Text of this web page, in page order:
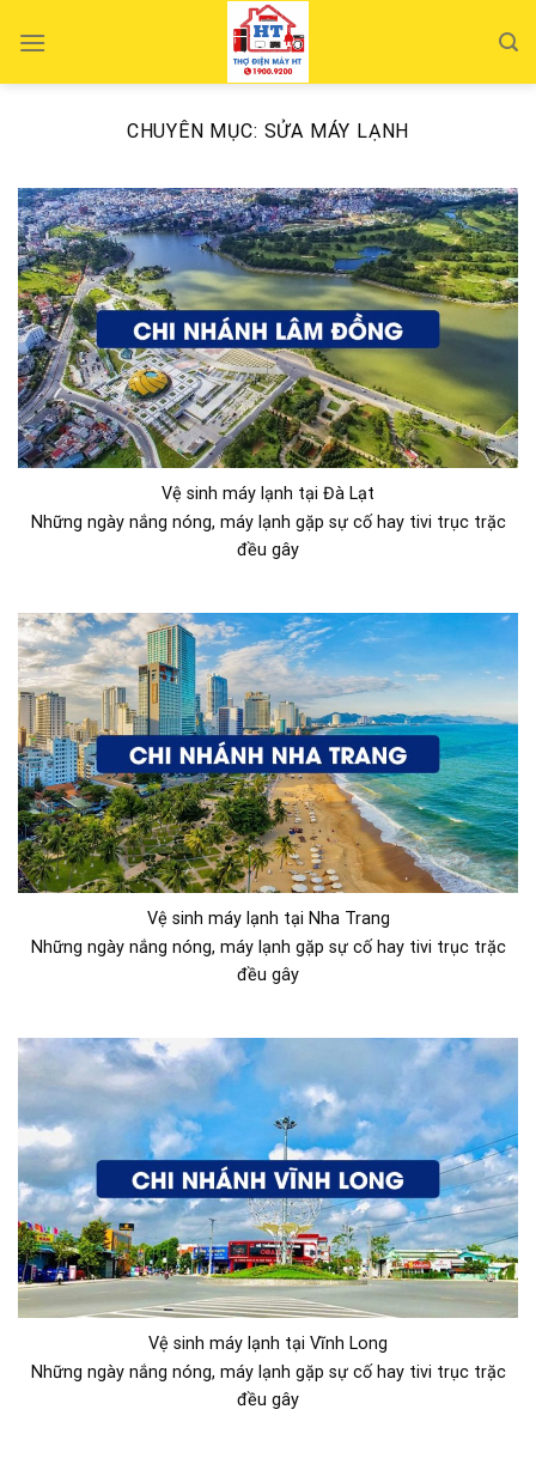
CHUYÊN MỤC: SỬA MÁY LẠNH
Vệ sinh máy lạnh tại Đà Lạt
Những ngày nắng nóng, máy lạnh gặp sự cố hay tivi trục trặc
đều gây
Vệ sinh máy lạnh tại Nha Trang
Những ngày nắng nóng, máy lạnh gặp sự cố hay tivi trục trặc
đều gây
Vệ sinh máy lạnh tại Vĩnh Long
Những ngày nắng nóng, máy lạnh gặp sự cố hay tivi trục trặc
đều gây